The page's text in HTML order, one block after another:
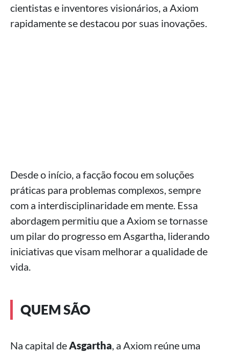
cientistas e inventores visionários, a Axiom
rapidamente se destacou por suas inovações.
Desde o início, a facção focou em soluções
práticas para problemas complexos, sempre
com a interdisciplinaridade em mente. Essa
abordagem permitiu que a Axiom se tornasse
um pilar do progresso em Asgartha, liderando
iniciativas que visam melhorar a qualidade de
vida.
QUEM SÃO
Na capital deAsgartha, a Axiom reúne uma